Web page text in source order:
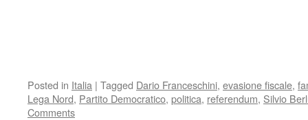
Posted in Italia | Tagged Dario Franceschini, evasione fiscale,
Lega Nord, Partito Democratico, politica, referendum, Silvio
Comments